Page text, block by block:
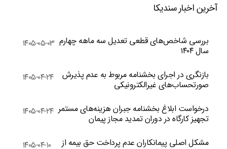
آخرین اخبار سندیکا
بررسی شاخص‌های قطعی تعدیل سه ماهه چهارم
سال ۱۴۰۴
۱۴۰۵-۰۵-۰۳
بازنگری در اجرای بخشنامه مربوط به عدم پذیرش
صورتحساب‌های غیرالکترونیکی
۱۴۰۵-۰۴-۲۴
درخواست ابلاغ بخشنامه جبران هزینه‌های مستمر
تجهیز کارگاه در دوران تمدید مجاز پیمان
۱۴۰۵-۰۴-۲۴
مشکل اصلی پیمانکاران عدم پرداخت حق بیمه از
۱۴۰۵-۰۴-۱۰